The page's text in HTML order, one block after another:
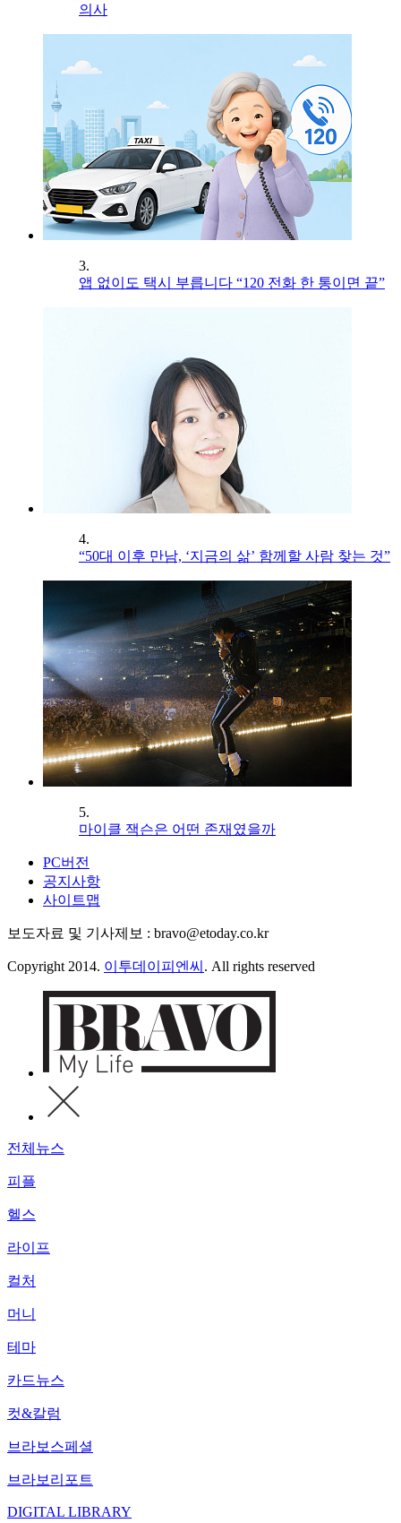
의사
3.
앱 없이도 택시 부릅니다 “120 전화 한 통이면 끝”
4.
“50대 이후 만남, ‘지금의 삶’ 함께할 사람 찾는 것”
5.
마이클 잭슨은 어떤 존재였을까
PC버전
공지사항
사이트맵
보도자료 및 기사제보 : bravo@etoday.co.kr
Copyright 2014. 이투데이피엔씨 . All rights reserved
전체뉴스
피플
헬스
라이프
컬처
머니
테마
카드뉴스
컷&칼럼
브라보스페셜
브라보리포트
DIGITAL LIBRARY